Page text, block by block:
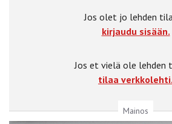
Jos olet jo lehden
kirjaudu sisään.
Jos et vielä ole lehden
tilaa verkkolehti.
Mainos